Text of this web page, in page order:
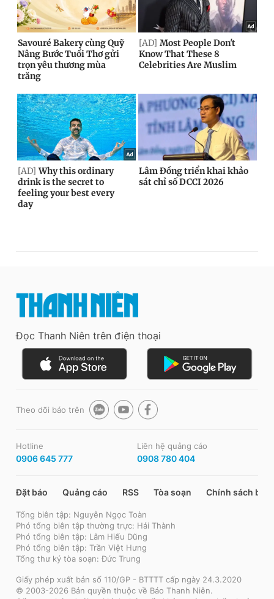
Đọc Thanh Niên trên điện thoại
Theo dõi báo trên
Hotline
0906 645 777
Liên hệ quảng cáo
0908 780 404
Đặt báo Quảng cáo RSS Tòa soạn Chính sách bảo
Tổng biên tập: Nguyễn Ngọc Toàn
Phó tổng biên tập thường trực: Hải Thành
Phó tổng biên tập: Lâm Hiếu Dũng
Phó tổng biên tập: Trần Việt Hưng
Tổng thư ký tòa soạn: Đức Trung
Giấy phép xuất bản số 110/GP - BTTTT cấp ngày 24.3.2020
© 2003-2026 Bản quyền thuộc về Báo Thanh Niên.